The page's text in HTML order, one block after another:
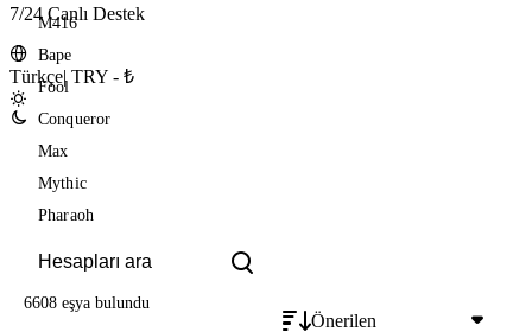
7/24 Canlı Destek
Türkçe|TRY - ₺
M416
Bape
Fool
Conqueror
Max
Mythic
Pharaoh
Önerilen
6608 eşya bulundu